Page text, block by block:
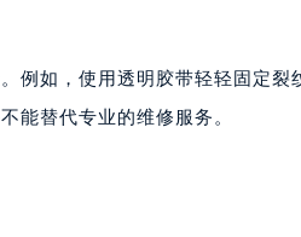
例如，使用透明胶带轻轻固定裂
能替代专业的维修服务。